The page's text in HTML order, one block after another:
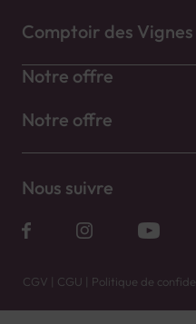
Comptoir des Vignes
Notre offre
Notre offre
Nous suivre
CGV | CGU | Politique de